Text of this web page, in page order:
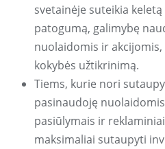
svetainėje suteikia
patogumą, galimybę
nuolaidomis ir
kokybės užtikrinimą.
Tiems, kurie nori
pasinaudoję
pasiūlymais ir
maksimaliai sutaupyti